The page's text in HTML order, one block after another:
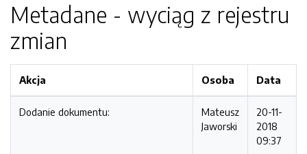
Metadane - wyciąg z rejestru
zmian
Akcja Osoba Data
Dodanie dokumentu:
Mateusz
Jaworski
20-11-
2018
09:37